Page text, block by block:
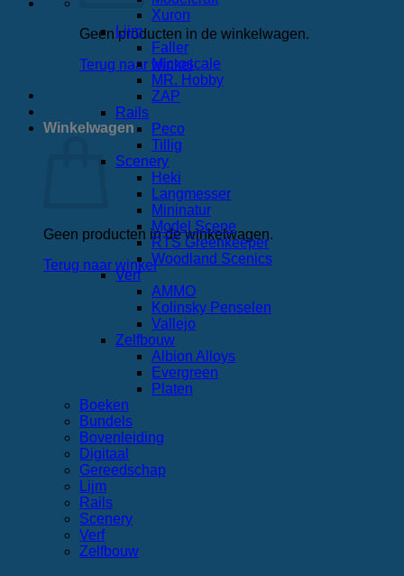
Geen producten in de winkelwagen.
Terug naar winkel
Winkelwagen
Geen producten in de winkelwagen.
Terug naar winkel
Xuron
Lijm
Faller
Microscale
MR. Hobby
ZAP
Rails
Peco
Tillig
Scenery
Heki
Langmesser
Mininatur
Model Scene
RTS Greenkeeper
Woodland Scenics
Verf
AMMO
Kolinsky Penselen
Vallejo
Zelfbouw
Albion Alloys
Evergreen
Platen
Boeken
Bundels
Bovenleiding
Digitaal
Gereedschap
Lijm
Rails
Scenery
Verf
Zelfbouw